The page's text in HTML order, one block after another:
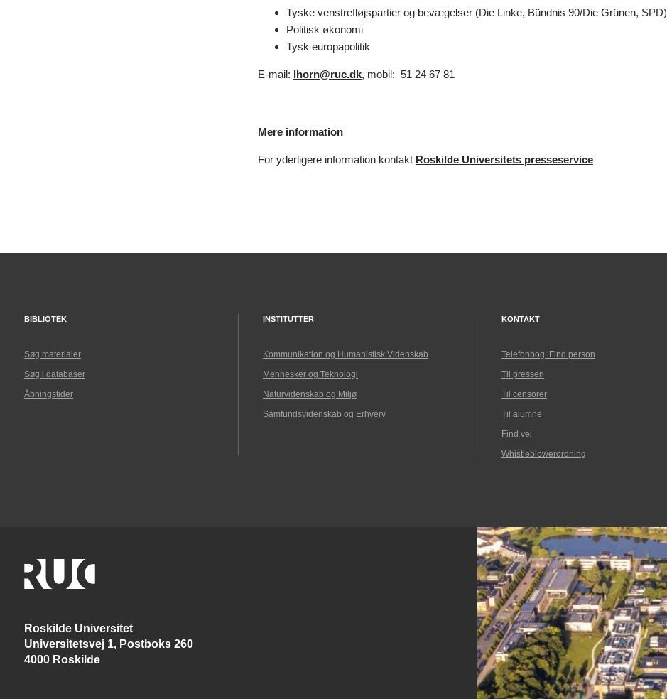
Tyske venstrefløjspartier og bevægelser (Die Linke, Bündnis 90/Die Grünen, SPD)
Politisk økonomi
Tysk europapolitik
E-mail: lhorn@ruc.dk, mobil: 51 24 67 81
Mere information
For yderligere information kontakt Roskilde Universitets presseservice
BIBLIOTEK
Søg materialer
Søg i databaser
Åbningstider
INSTITUTTER
Kommunikation og Humanistisk Videnskab
Mennesker og Teknologi
Naturvidenskab og Miljø
Samfundsvidenskab og Erhverv
KONTAKT
Telefonbog: Find person
Til pressen
Til censorer
Til alumne
Find vej
Whistleblowerordning
Roskilde Universitet
Universitetsvej 1, Postboks 260
4000 Roskilde